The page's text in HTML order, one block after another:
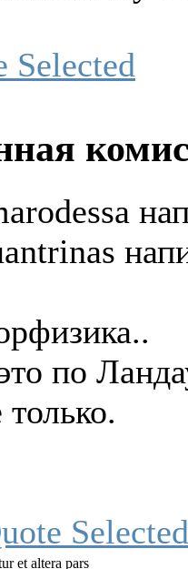
по
et altera pars